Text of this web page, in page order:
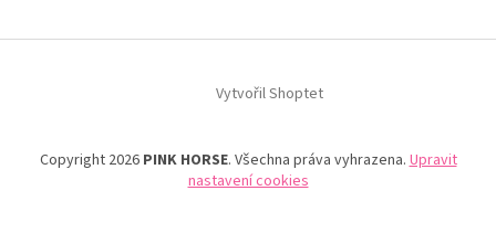
Vytvořil Shoptet
Copyright 2026 PINK HORSE. Všechna práva vyhrazena.Upravit
nastavení cookies